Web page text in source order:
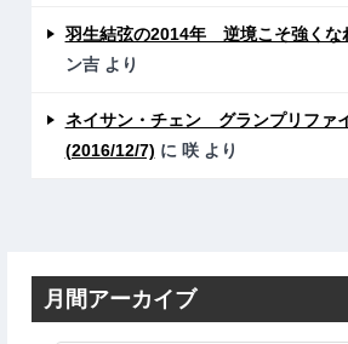
羽生結弦の2014年 逆境こそ強く
ン吉より
ネイサン・チェン グランプリフ
(2016/12/7) に 咲より
月間アーカイブ